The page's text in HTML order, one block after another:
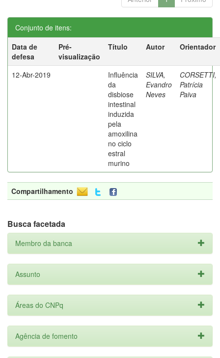
Conjunto de itens:
Data de
defesa
Pré-
visualização
Título Autor Orientador
12-Abr-2019
Influência
da
disbiose
intestinal
induzida
pela
amoxilina
no ciclo
estral
murino
SILVA,
Evandro
Neves
CORSETTI,
Patrícia
Paiva
Compartilhamento
Busca facetada
Membro da banca
Assunto
Áreas do CNPq
Agência de fomento